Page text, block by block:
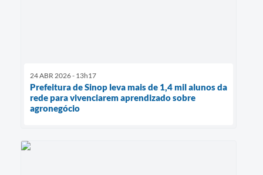
24 ABR 2026 - 13h17
Prefeitura de Sinop leva mais de 1,4 mil alunos da
rede para vivenciarem aprendizado sobre
agronegócio